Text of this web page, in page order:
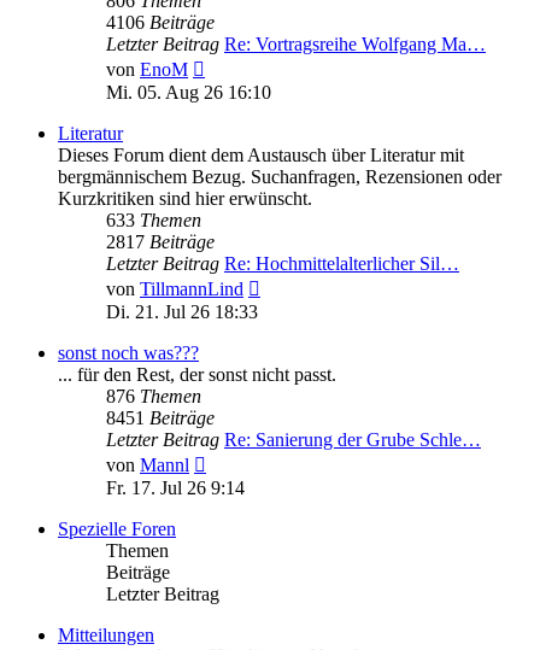
4106 Beiträge
Letzter Beitrag Re: Vortragsreihe Wolfgang Ma…
von EnoM
Beitrag
Mi. 05. Aug 26 16:10
Literatur
Dieses Forum dient dem Austausch über Literatur mit
bergmännischem Bezug. Suchanfragen, Rezensionen oder
Kurzkritiken sind hier erwünscht.
633 Themen
2817 Beiträge
Letzter Beitrag Re: Hochmittelalterlicher Sil…
von TillmannLind
Di. 21. Jul 26 18:33
sonst noch was???
... für den Rest, der sonst nicht passt.
876 Themen
8451 Beiträge
Letzter Beitrag Re: Sanierung der Grube Schle…
von Mannl
Beitrag
Fr. 17. Jul 26 9:14
Spezielle Foren
Themen
Beiträge
Letzter Beitrag
Mitteilungen